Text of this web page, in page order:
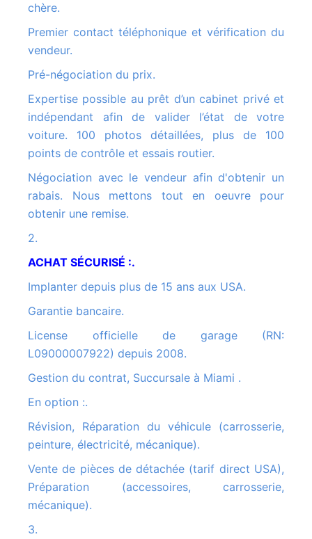
chère.
Premier contact téléphonique et vérification du
vendeur.
Pré-négociation du prix.
Expertise possible au prêt d’un cabinet privé et
indépendant afin de valider l’état de votre
voiture. 100 photos détaillées, plus de 100
points de contrôle et essais routier.
Négociation avec le vendeur afin d'obtenir un
rabais. Nous mettons tout en oeuvre pour
obtenir une remise.
2.
ACHAT SÉCURISÉ :.
Implanter depuis plus de 15 ans aux USA.
Garantie bancaire.
License officielle de garage (RN:
L09000007922) depuis 2008.
Gestion du contrat, Succursale à Miami .
En option :.
Révision, Réparation du véhicule (carrosserie,
peinture, électricité, mécanique).
Vente de pièces de détachée (tarif direct USA),
Préparation (accessoires, carrosserie,
mécanique).
3.